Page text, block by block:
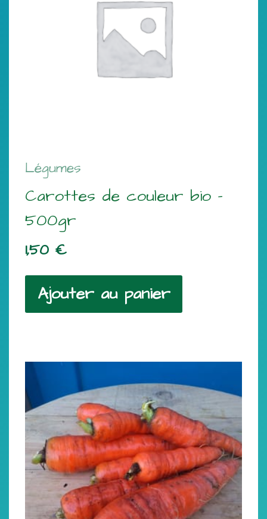
Légumes
Carottes de couleur bio –
500gr
1,50 €
Ajouter au panier